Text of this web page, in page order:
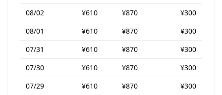
08/02 ¥610 ¥870
¥300
08/01
¥610 ¥870
¥300
07/31
¥610 ¥870
¥300
07/30
¥610 ¥870
¥300
07/29
¥610 ¥870
¥300